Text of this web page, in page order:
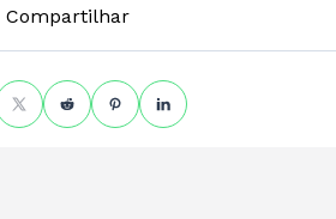
Compartilhar